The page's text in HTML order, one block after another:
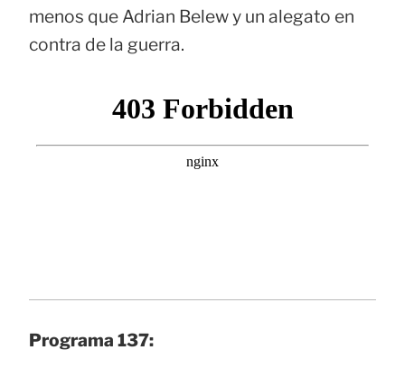
menos que Adrian Belew y un alegato en
contra de la guerra.
Programa 137: